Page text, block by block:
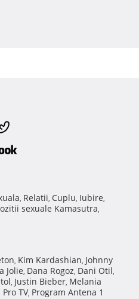
, Relatii, Cuplu, Iubire,
sexuale Kamasutra,
, Kim Kardashian, Johnny
Jolie, Dana Rogoz, Dani Otil,
, Justin Bieber, Melania
TV, Program Antena 1